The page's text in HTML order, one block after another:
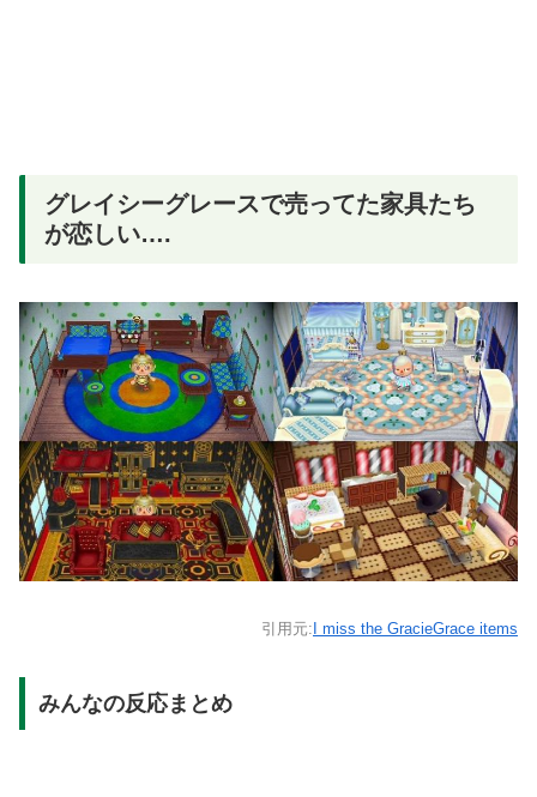
グレイシーグレースで売ってた家具たち
が恋しい….
引用元: I miss the GracieGrace items
みんなの反応まとめ